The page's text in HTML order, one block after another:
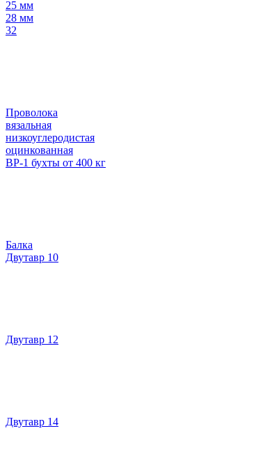
25 мм
28 мм
32
Проволока
вязальная
низкоуглеродистая
оцинкованная
ВР-1 бухты от 400 кг
Балка
Двутавр 10
Двутавр 12
Двутавр 14